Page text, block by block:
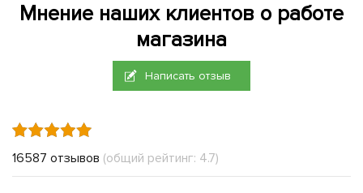
Мнение наших клиентов о работе
магазина
Написать отзыв
16587 отзывов (общий рейтинг: 4.7)